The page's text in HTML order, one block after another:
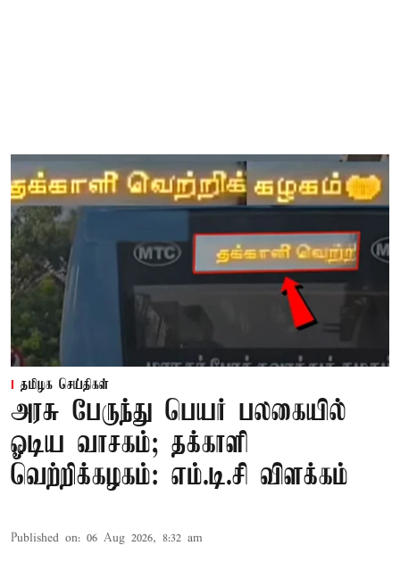
தமிழக செய்திகள்
அரசு பேருந்து பெயர் பலகையில்
ஓடிய வாசகம்; தக்காளி
வெற்றிக்கழகம்: எம்.டி.சி விளக்கம்
Published on: 06 Aug 2026, 8:32 am